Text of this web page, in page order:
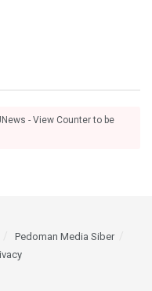
- View Counter to be
Pedoman Media Siber